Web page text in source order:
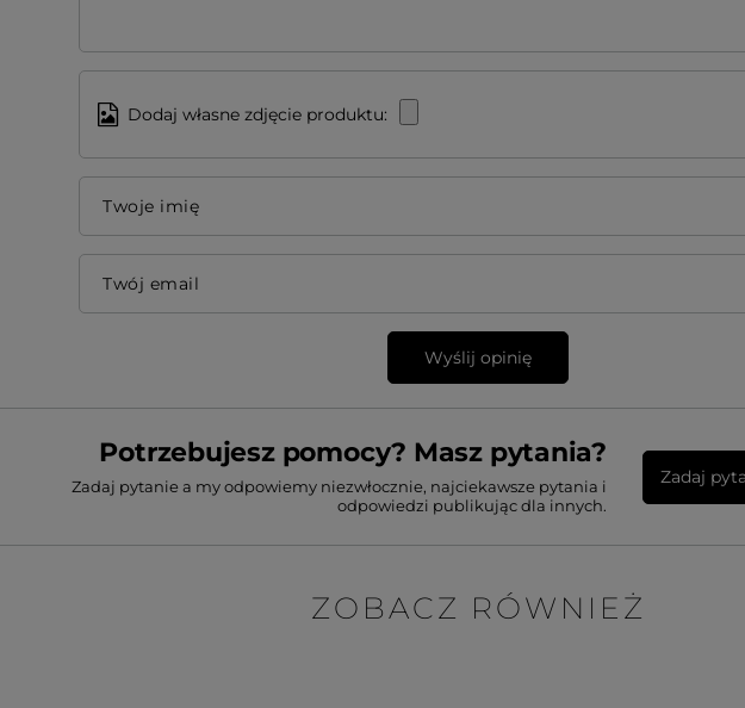
Dodaj własne zdjęcie produktu:
Twoje imię
Twój email
Wyślij opinię
Potrzebujesz pomocy? Masz pytania?
Zadaj pytanie a my odpowiemy niezwłocznie, najciekawsze pytania i
odpowiedzi publikując dla innych.
Zadaj
ZOBACZ RÓWNIEŻ